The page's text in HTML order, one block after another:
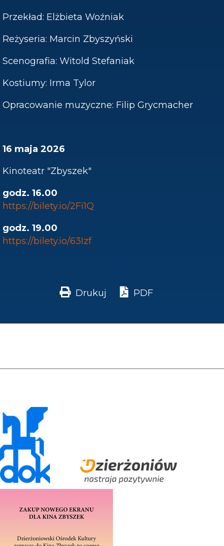
Przekład: Elżbieta Woźniak
Reżyseria: Marcin Zbyszyński
Scenografia: Witold Stefaniak
Kostiumy: Irma Tylor
Opracowanie muzyczne: Filip Grycmacher
16 maja 2026
Kinoteatr "Zbyszek"
godz. 16.00
https://bilety.io/2Fi1Q
godz. 19.00
https://bilety.io/63Izf
Drukuj PDF